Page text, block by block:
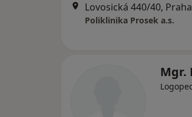
Lovosická 440/40, Praha
Poliklinika Prosek a.s.
Mgr.